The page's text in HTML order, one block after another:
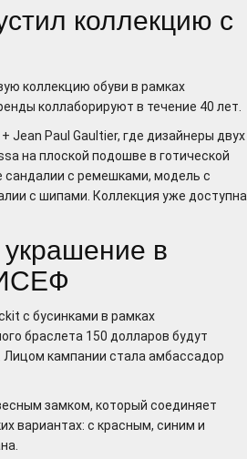
коллекцию с
коллекцию обуви в рамках
коллаборируют в течение 40 лет.
Jean Paul Gaultier, где дизайнеры двух
на плоской подошве в готической
сандалии с ремешками, модель с
с шипами. Коллекция уже доступна
в
с бусинками в рамках
браслета 150 долларов будут
Лицом кампании стала амбассадор
замком, который соединяет
вариантах: с красным, синим и